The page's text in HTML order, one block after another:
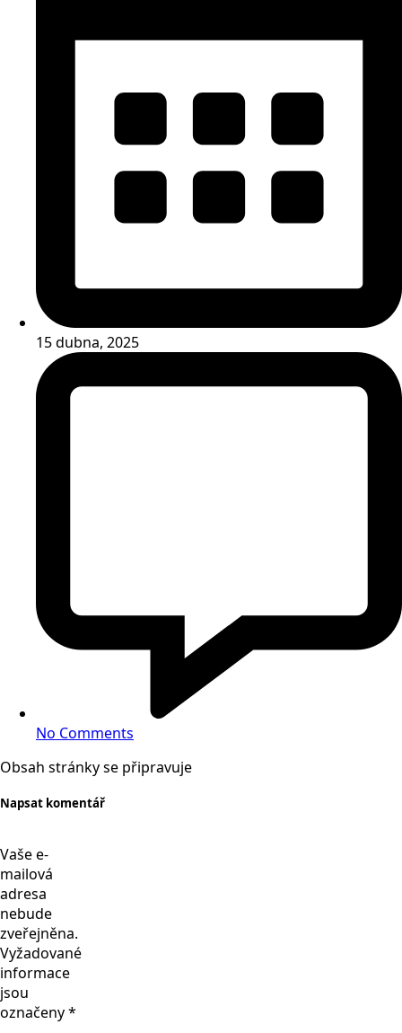
15 dubna, 2025
No Comments
Obsah stránky se připravuje
Napsat komentář
Vaše e-
mailová
adresa
nebude
zveřejněna.
Vyžadované
informace
jsou
označeny*